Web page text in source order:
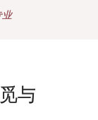
业
与